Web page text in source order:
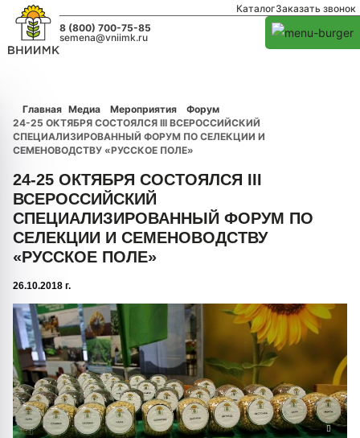
КаталогЗаказать звонок
8 (800) 700-75-85
semena@vniimk.ru
Главная Медиа Мероприятия
Форум
24-25 ОКТЯБРЯ СОСТОЯЛСЯ III ВСЕРОССИЙСКИЙ
СПЕЦИАЛИЗИРОВАННЫЙ ФОРУМ ПО СЕЛЕКЦИИ И
СЕМЕНОВОДСТВУ «РУССКОЕ ПОЛЕ»
24-25 ОКТЯБРЯ СОСТОЯЛСЯ III
ВСЕРОССИЙСКИЙ
СПЕЦИАЛИЗИРОВАННЫЙ ФОРУМ ПО
СЕЛЕКЦИИ И СЕМЕНОВОДСТВУ
«РУССКОЕ ПОЛЕ»
26.10.2018 г.
1/0